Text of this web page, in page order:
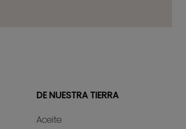
DE NUESTRA TIERRA
Aceite